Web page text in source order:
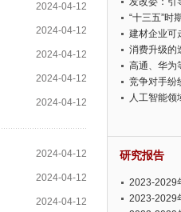
2024-04-12
2024-04-12
2024-04-12
2024-04-12
2024-04-12
2024-04-12
2024-04-12
2024-04-12
“十三五”时
建材企业可
消费升级的
高通、华为
竞争对手纷
此淡定，难
人工智能领
研究报告
2023-2029
投资可行性
2023-2029